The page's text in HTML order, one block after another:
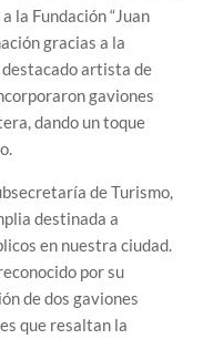
la Fundación “Juan
gracias a la
artista de
gaviones
dando un toque
de Turismo,
destinada a
en nuestra ciudad.
por su
de dos gaviones
que resaltan la